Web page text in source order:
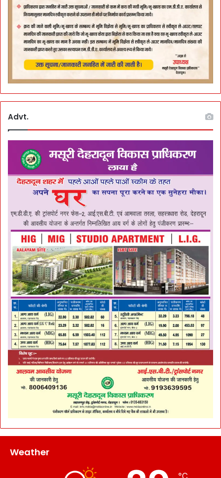
Advt.
Weather